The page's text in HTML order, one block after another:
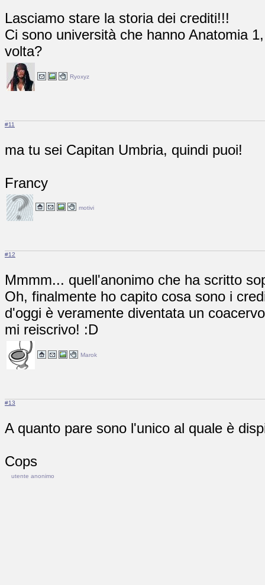
Lasciamo stare la storia dei crediti!!!
Ci sono università che hanno Anatomia
volta?
Ryoxyz
#11
ma tu sei Capitan Umbria, quindi puoi!
Francy
motivi
#12
Mmmm... quell'anonimo che ha scritto
Oh, finalmente ho capito cosa sono i
d'oggi è veramente diventata un
mi reiscrivo! :D
Marok
#13
A quanto pare sono l'unico al quale è
Cops
utente anonimo